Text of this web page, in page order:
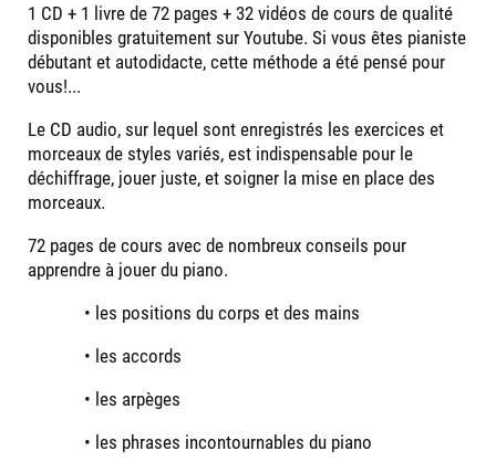
1 CD + 1 livre de 72 pages + 32 vidéos de cours de qualité
disponibles gratuitement sur Youtube. Si vous êtes pianiste
débutant et autodidacte, cette méthode a été pensé pour
vous!...
Le CD audio, sur lequel sont enregistrés les exercices et
morceaux de styles variés, est indispensable pour le
déchiffrage, jouer juste, et soigner la mise en place des
morceaux.
72 pages de cours avec de nombreux conseils pour
apprendre à jouer du piano.
• les positions du corps et des mains
• les accords
• les arpèges
• les phrases incontournables du piano